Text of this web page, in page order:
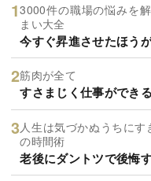
3000件の職場の悩みを
まい大全
今すぐ昇進させたほう
筋肉が全て
すさまじく仕事ができ
人生は気づかぬうちに
の時間術
老後にダントツで後悔